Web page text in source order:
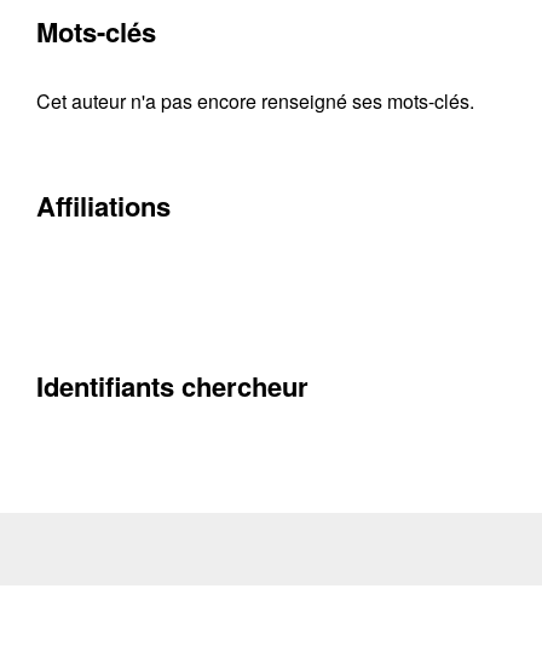
Mots-clés
Cet auteur n'a pas encore renseigné ses mots-clés.
Affiliations
Identifiants chercheur